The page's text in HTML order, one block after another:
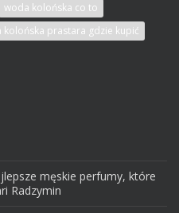
woda kolońska co to
kolońska prastara gdzie kupić
męskie perfumy, które
Radzymin